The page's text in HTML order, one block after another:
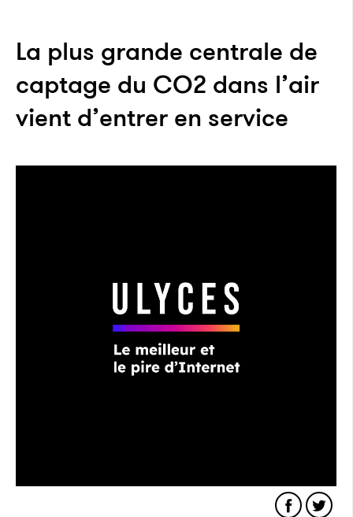
La plus grande centrale de
captage du CO2 dans l’air
vient d’entrer en service